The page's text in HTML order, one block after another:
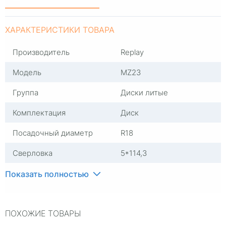
ХАРАКТЕРИСТИКИ ТОВАРА
Производитель
Replay
Модель
MZ23
Группа
Диски литые
Комплектация
Диск
Посадочный диаметр
R18
Сверловка
5*114,3
Вылет
Ширина (диски)
Показать полностью
ПОХОЖИЕ ТОВАРЫ